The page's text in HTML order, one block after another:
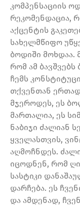
კომპენსაციის
რეკომენდაცია,
აქცენტის
სახელმწიფო
ბოდიში მოხდაა.
რომ ამ
ჩემს
თქვენთან
მჯეროდეს, ეს
მართალია, ეს
ნაბიჯი ძალიან
ყველასთვის,
აღმოჩნდეს.
იცოდნენ, რომ
სასტიკი
დარჩება. ეს
და ამდენად,